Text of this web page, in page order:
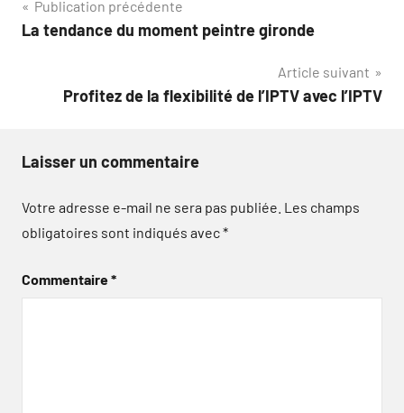
Navigation
de
Publication précédente
La tendance du moment peintre gironde
Article suivant
Profitez de la flexibilité de l’IPTV avec l’IPTV
Laisser un commentaire
Votre adresse e-mail ne sera pas publiée. Les champs
obligatoires sont indiqués avec*
Commentaire*